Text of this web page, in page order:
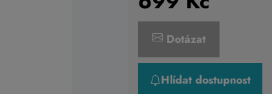
Dotázat
Hlídat dostupnost